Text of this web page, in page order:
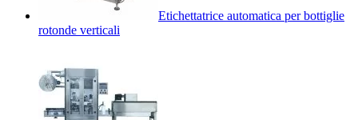
Etichettatrice automatica per bottiglie
rotonde verticali